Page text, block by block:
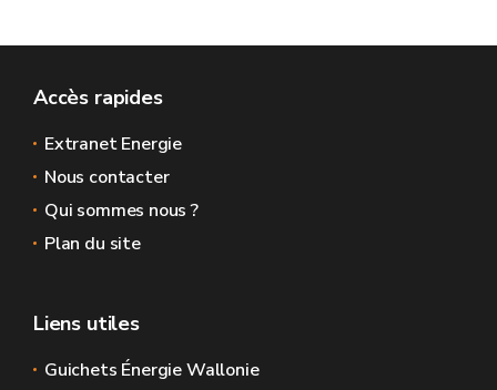
Accès rapides
Extranet Energie
Nous contacter
Qui sommes nous ?
Plan du site
Liens utiles
Guichets Énergie Wallonie